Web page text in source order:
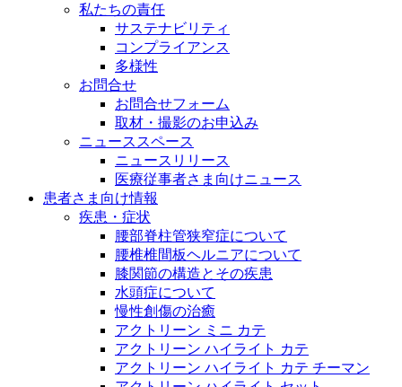
私たちの責任
サステナビリティ
コンプライアンス
多様性
お問合せ
お問合せフォーム
取材・撮影のお申込み
ニューススペース
ニュースリリース
医療従事者さま向けニュース
患者さま向け情報
疾患・症状
腰部脊柱管狭窄症について
腰椎椎間板ヘルニアについて
膝関節の構造とその疾患
水頭症について
慢性創傷の治癒
アクトリーン ミニ カテ
アクトリーン ハイライト カテ
アクトリーン ハイライト カテ チーマン